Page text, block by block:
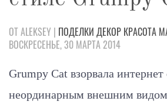
ОТ ALEKSEY | ПОДЕЛКИ ДЕКОР КРАСОТА
ВОСКРЕСЕНЬЕ, 30 МАРТА 2014
Grumpy Cat взорвала
неординарным внешним